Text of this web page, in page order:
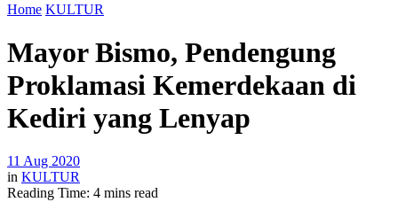
Home KULTUR
Mayor Bismo, Pendengung
Proklamasi Kemerdekaan di
Kediri yang Lenyap
11 Aug 2020
in KULTUR
Reading Time: 4 mins read